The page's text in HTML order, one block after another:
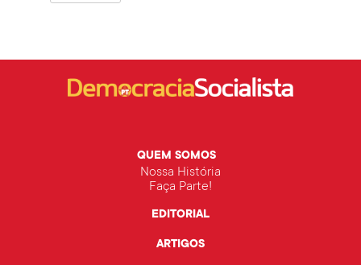
QUEM SOMOS
Nossa História
Faça Parte!
EDITORIAL
ARTIGOS